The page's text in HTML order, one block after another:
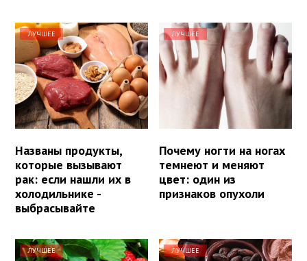
ЛУЧШЕЕ
Названы продукты,
которые вызывают
рак: если нашли их в
холодильнике -
выбрасывайте
ЛУЧШЕЕ
Почему ногти на ногах
темнеют и меняют
цвет: один из
признаков опухоли
ЛУЧШЕЕ ЛУЧШЕЕ